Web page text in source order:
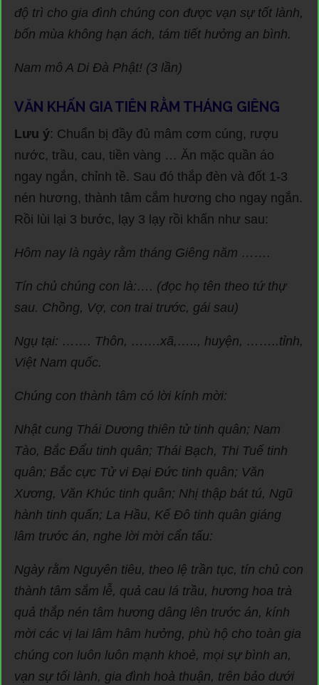
độ trì cho gia đình chúng con được vạn sự tốt lành,
bốn mùa không hạn ách, tám tiết hưởng an bình.
Nam mô A Di Đà Phật! (3 lần)
VĂN KHẤN GIA TIÊN RẰM THÁNG GIÊNG
Lưu ý: Chuẩn bị đầy đủ mâm cơm cúng, rượu
nước, trầu, cau, tiền vàng … Ăn mặc quần áo
ngay ngắn, chỉnh tề. Sau đó thắp đèn và đốt 1-3
nén hương, thành tâm cắm hương cho ngay ngắn.
Rồi lùi lại 3 bước, lạy 3 lạy rồi khấn như sau:
Hôm nay là ngày rằm tháng Giêng năm …….
Tín chủ chúng con là:…. (đọc họ tên theo tứ thự
sau. Chồng, Vợ, con trai trước, gái sau)
Ngụ tại: ……. Thôn, …….xã,….., huyện, ……..tỉnh,
Việt Nam quốc.
Chúng con thành tâm có lời kính mời:
Nhật cung Thái Dương thiên tử tinh quân; Nam
Tào, Bắc Đẩu tinh quân; Thái Bạch, Thi Tuế tinh
quân; Bắc cực Tử vi Đại Đức tinh quân; Văn
Xương, Văn Khúc tinh quân; Nhị thập bát tú, Ngũ
hành tinh quấn; La Hầu, Kế Đô tinh quân giáng
lâm trước án, nghe lời mời cẩn tấu:
Ngày rằm Nguyên tiêu, theo lệ trần tục, tín chủ con
thành tâm sắm lễ, quả cau lá trầu, hương hoa trà
quả thắp nén tâm hương dâng lên trước án, kính
mời các vị lai lâm hâm hưởng, phù hộ cho toàn gia
chúng con luôn luôn mạnh khoẻ, mọi sự bình an,
vạn sự tối lành, gia đình hoà thuận, trên bảo dưới